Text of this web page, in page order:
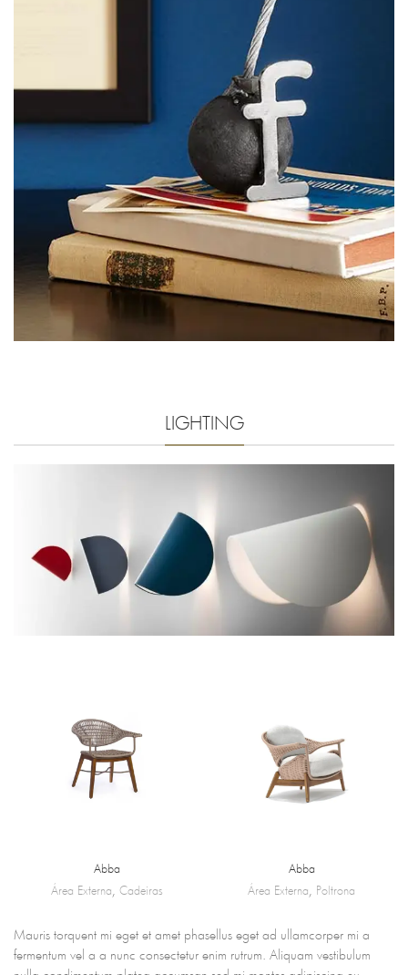
LIGHTING
Abba
Área Externa Cadeiras
Abba
Área Externa
Poltrona
Mauris torquent mi eget et amet phasellus eget ad ullamcorper mi a
fermentum vel a a nunc consectetur enim rutrum. Aliquam vestibulum